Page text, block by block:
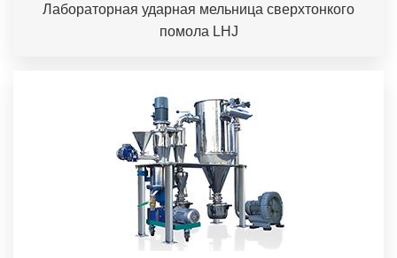
Лабораторная ударная мельница сверхтонкого
помола LHJ